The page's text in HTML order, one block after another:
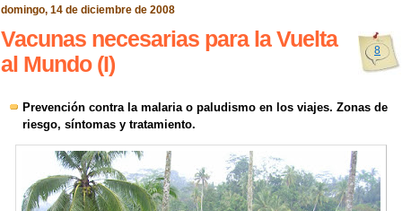
domingo, 14 de diciembre de 2008
8
Vacunas necesarias para la Vuelta
al Mundo (I)
Prevención contra la malaria o paludismo en los viajes. Zonas de
riesgo, síntomas y tratamiento.